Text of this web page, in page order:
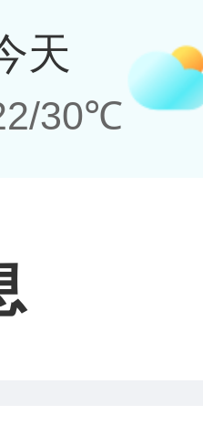
天
30℃